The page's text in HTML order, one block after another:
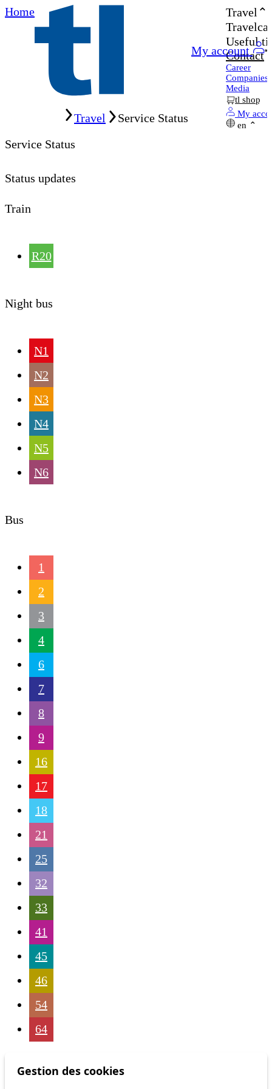
Home
My account
Travel
Useful
Contact
Career
Companies
Media
tl shop
My
en
Travel
Service Status
Service Status
Status updates
Train
R20
Night bus
N1
N2
N3
N4
N5
N6
Bus
1
2
3
4
6
7
8
9
16
17
18
21
25
32
33
41
45
46
54
64
Status
Gestion des cookies